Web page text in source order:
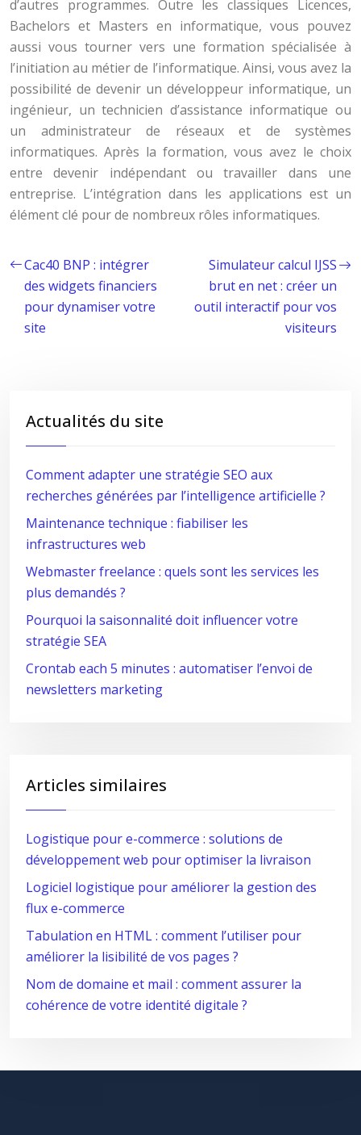
d’autres programmes. Outre les classiques Licences,
Bachelors et Masters en informatique, vous pouvez
aussi vous tourner vers une formation spécialisée à
l’initiation au métier de l’informatique. Ainsi, vous avez la
possibilité de devenir un développeur informatique, un
ingénieur, un technicien d’assistance informatique ou
un administrateur de réseaux et de systèmes
informatiques. Après la formation, vous avez le choix
entre devenir indépendant ou travailler dans une
entreprise. L’intégration dans les applications est un
élément clé pour de nombreux rôles informatiques.
Cac40 BNP : intégrer
des widgets financiers
pour dynamiser votre
site
Simulateur calcul IJSS
brut en net : créer un
outil interactif pour vos
visiteurs
Actualités du site
Comment adapter une stratégie SEO aux
recherches générées par l’intelligence artificielle ?
Maintenance technique : fiabiliser les
infrastructures web
Webmaster freelance : quels sont les services les
plus demandés ?
Pourquoi la saisonnalité doit influencer votre
stratégie SEA
Crontab each 5 minutes : automatiser l’envoi de
newsletters marketing
Articles similaires
Logistique pour e-commerce : solutions de
développement web pour optimiser la livraison
Logiciel logistique pour améliorer la gestion des
flux e-commerce
Tabulation en HTML : comment l’utiliser pour
améliorer la lisibilité de vos pages ?
Nom de domaine et mail : comment assurer la
cohérence de votre identité digitale ?